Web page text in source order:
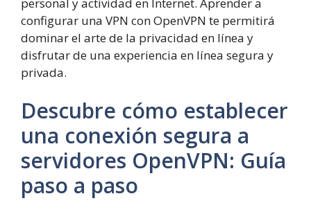
configurar una VPN con OpenVPN te permitirá
dominar el arte de la privacidad en línea y
disfrutar de una experiencia en línea segura y
privada.
Descubre cómo establecer
una conexión segura a
servidores OpenVPN: Guía
paso a paso